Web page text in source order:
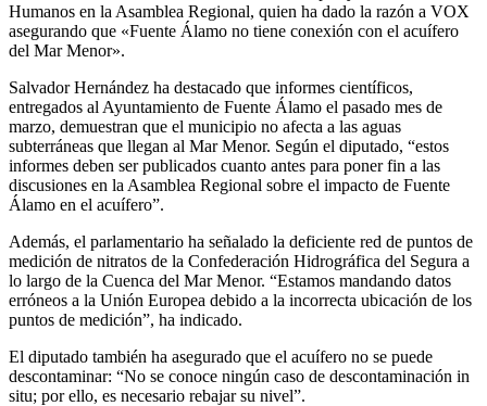
Humanos en la Asamblea Regional, quien ha dado la razón a VOX
asegurando que «Fuente Álamo no tiene conexión con el acuífero
del Mar Menor».
Salvador Hernández ha destacado que informes científicos,
entregados al Ayuntamiento de Fuente Álamo el pasado mes de
marzo, demuestran que el municipio no afecta a las aguas
subterráneas que llegan al Mar Menor. Según el diputado, “estos
informes deben ser publicados cuanto antes para poner fin a las
discusiones en la Asamblea Regional sobre el impacto de Fuente
Álamo en el acuífero”.
Además, el parlamentario ha señalado la deficiente red de puntos de
medición de nitratos de la Confederación Hidrográfica del Segura a
lo largo de la Cuenca del Mar Menor. “Estamos mandando datos
erróneos a la Unión Europea debido a la incorrecta ubicación de los
puntos de medición”, ha indicado.
El diputado también ha asegurado que el acuífero no se puede
descontaminar: “No se conoce ningún caso de descontaminación in
situ; por ello, es necesario rebajar su nivel”.